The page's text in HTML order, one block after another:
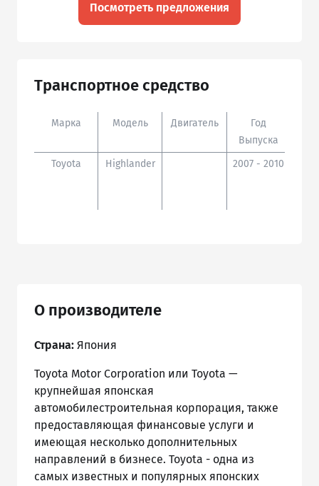
Посмотреть предложения
Транспортное средство
Марка Модель Двигатель
Год
Выпуска
Toyota Highlander 2007 - 2010
О производителе
Страна: Япония
Toyota Motor Corporation или Toyota —
крупнейшая японская
автомобилестроительная корпорация, также
предоставляющая финансовые услуги и
имеющая несколько дополнительных
направлений в бизнесе. Toyota - одна из
самых известных и популярных японских